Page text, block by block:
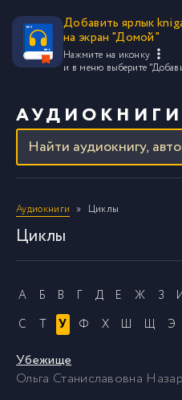
Добавить ярлык
на экран "Домой"
Нажмите на иконку
и в меню выберите
АУДИОКНИГИ
Аудиокниги Циклы
Циклы
А Б В Г Д Е Ж З
С
Т У Ф Х Ш Щ Э
Убежище
Ольга Станиславовна